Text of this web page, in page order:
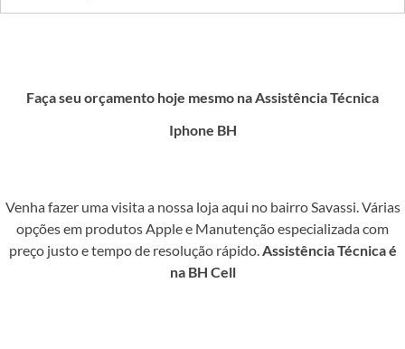
Faça seu orçamento hoje mesmo na Assistência Técnica
Iphone BH
Venha fazer uma visita a nossa loja aqui no bairro Savassi. Várias
opções em produtos Apple e Manutenção especializada com
preço justo e tempo de resolução rápido.Assistência Técnica é
na BH Cell